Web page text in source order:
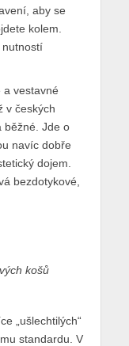
aby se
kolem.
nutností
vestavné
v českých
běžné. Jde o
navíc dobře
dojem.
bezdotykové,
košů
„ušlechtilých“
standardu. V